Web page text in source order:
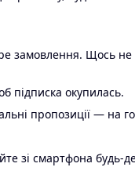
замовлення. Щось
підписка окупилась.
пропозиції — на
зі смартфона будь-